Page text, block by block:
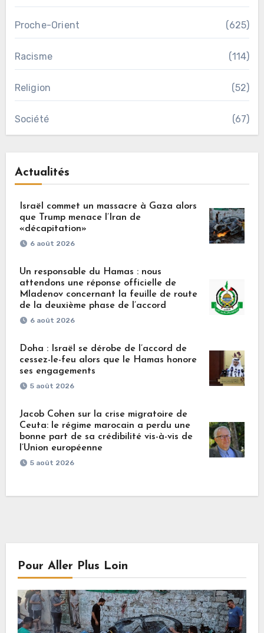
Proche-Orient (625)
Racisme (114)
Religion (52)
Société (67)
Actualités
Israël commet un massacre à Gaza alors
que Trump menace l’Iran de
«décapitation»
6 août 2026
Un responsable du Hamas : nous
attendons une réponse officielle de
Mladenov concernant la feuille de route
de la deuxième phase de l’accord
6 août 2026
Doha : Israël se dérobe de l’accord de
cessez-le-feu alors que le Hamas honore
ses engagements
5 août 2026
Jacob Cohen sur la crise migratoire de
Ceuta: le régime marocain a perdu une
bonne part de sa crédibilité vis-à-vis de
l’Union européenne
5 août 2026
Pour Aller Plus Loin